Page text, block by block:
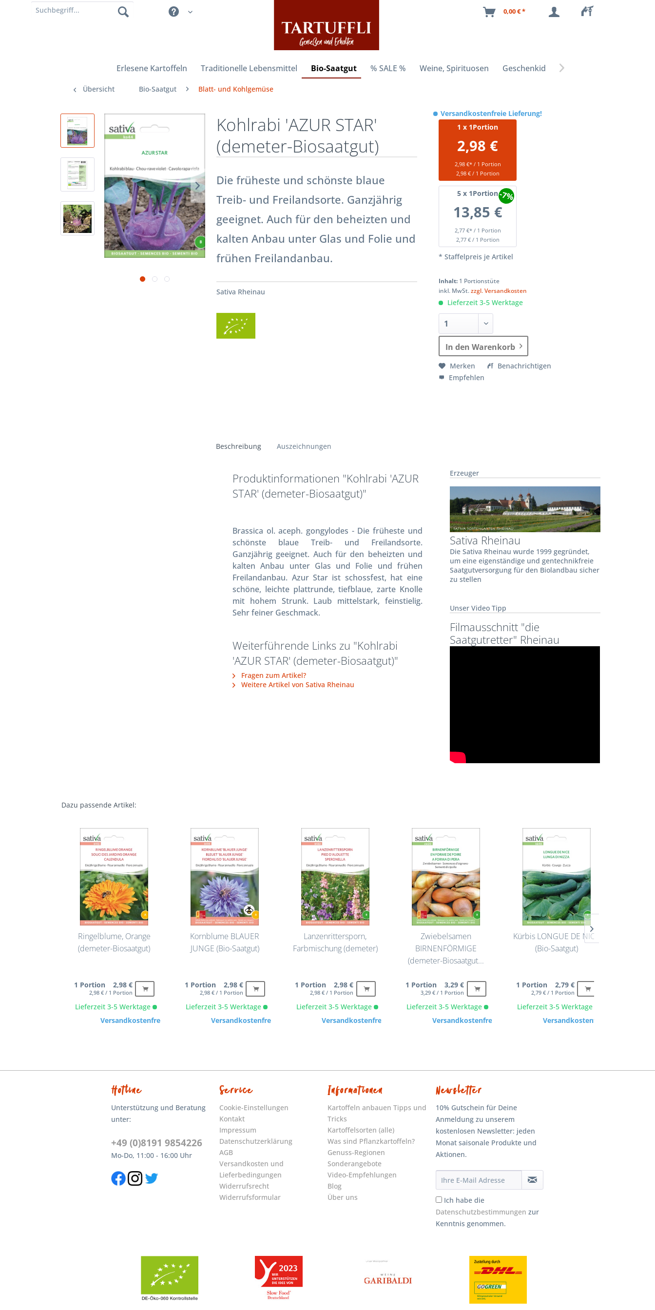
0,00 € *
Erlesene Kartoffeln Traditionelle Lebensmittel Bio-Saatgut % SALE % Weine, Spirituosen Geschenkideen
Übersicht Bio-Saatgut Blatt- und Kohlgemüse
Kohlrabi 'AZUR STAR'
(demeter-Biosaatgut)
Die früheste und schönste blaue
Treib- und Freilandsorte. Ganzjährig
geeignet. Auch für den beheizten und
kalten Anbau unter Glas und Folie und
frühen Freilandanbau.
Sativa Rheinau
1 x 1Portion
2,98 €
2,98 €* / 1 Portion
2,98 € / 1 Portion
5 x 1Portion
13,85 €
2,77 €* / 1 Portion
-7%
2,77 € / 1 Portion
* Staffelpreis je Artikel
Inhalt: 1 Portionstüte
inkl. MwSt.zzgl. Versandkosten
Versandkostenfreie Lieferung!
Lieferzeit 3-5 Werktage
In den Warenkorb
Merken
Benachrichtigen
Empfehlen
Beschreibung Auszeichnungen
Produktinformationen "Kohlrabi 'AZUR
STAR' (demeter-Biosaatgut)"
Brassica ol. aceph. gongylodes - Die früheste und
schönste blaue Treib- und Freilandsorte.
Ganzjährig geeignet. Auch für den beheizten und
kalten Anbau unter Glas und Folie und frühen
Freilandanbau. Azur Star ist schossfest, hat eine
schöne, leichte plattrunde, tiefblaue, zarte Knolle
mit hohem Strunk. Laub mittelstark, feinstielig.
Sehr feiner Geschmack.
Weiterführende Links zu "Kohlrabi
'AZUR STAR' (demeter-Biosaatgut)"
Fragen zum Artikel?
Weitere Artikel von Sativa Rheinau
Erzeuger
Sativa Rheinau
Die Sativa Rheinau wurde 1999 gegründet,
um eine eigenständige und gentechnikfreie
Saatgutversorgung für den Biolandbau sicher
zu stellen
Unser Video Tipp
Filmausschnitt "die
Saatgutretter" Rheinau
Dazu passende Artikel:
Ringelblume, Orange
(demeter-Biosaatgut)
Versandkostenfrei
Lieferzeit 3-5 Werktage
1 Portion 2,98 €
2,98 € / 1 Portion
Kornblume BLAUER
JUNGE (Bio-Saatgut)
Versandkostenfrei
Lieferzeit 3-5 Werktage
1 Portion 2,98 €
2,98 € / 1 Portion
Lanzenrittersporn,
Farbmischung (demeter)
Versandkostenfrei
Lieferzeit 3-5 Werktage
1 Portion 2,98 €
2,98 € / 1 Portion
Zwiebelsamen
BIRNENFÖRMIGE
(demeter-Biosaatgut...
Versandkostenfrei
Lieferzeit 3-5 Werktage
1 Portion 3,29 €
3,29 € / 1 Portion
Kürbis LONGUE DE NICE
(Bio-Saatgut)
Versandkostenfrei
Lieferzeit 3-5 Werktage
1 Portion 2,79 €
2,79 € / 1 Portion
Hotline
Unterstützung und Beratung
unter:
+49 (0)8191 9854226
Mo-Do, 11:00 - 16:00 Uhr
Service
Cookie-Einstellungen
Kontakt
Impressum
Datenschutzerklärung
AGB
Versandkosten und
Lieferbedingungen
Widerrufsrecht
Widerrufsformular
Informationen
Kartoffeln anbauen Tipps und
Tricks
Kartoffelsorten (alle)
Was sind Pflanzkartoffeln?
Genuss-Regionen
Sonderangebote
Video-Empfehlungen
Blog
Über uns
Newsletter
10% Gutschein für Deine
Anmeldung zu unserem
kostenlosen Newsletter: jeden
Monat saisonale Produkte und
Aktionen.
Ich habe die
Datenschutzbestimmungen zur
Kenntnis genommen.